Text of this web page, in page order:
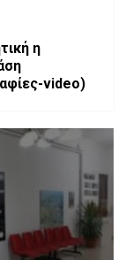
η
video)